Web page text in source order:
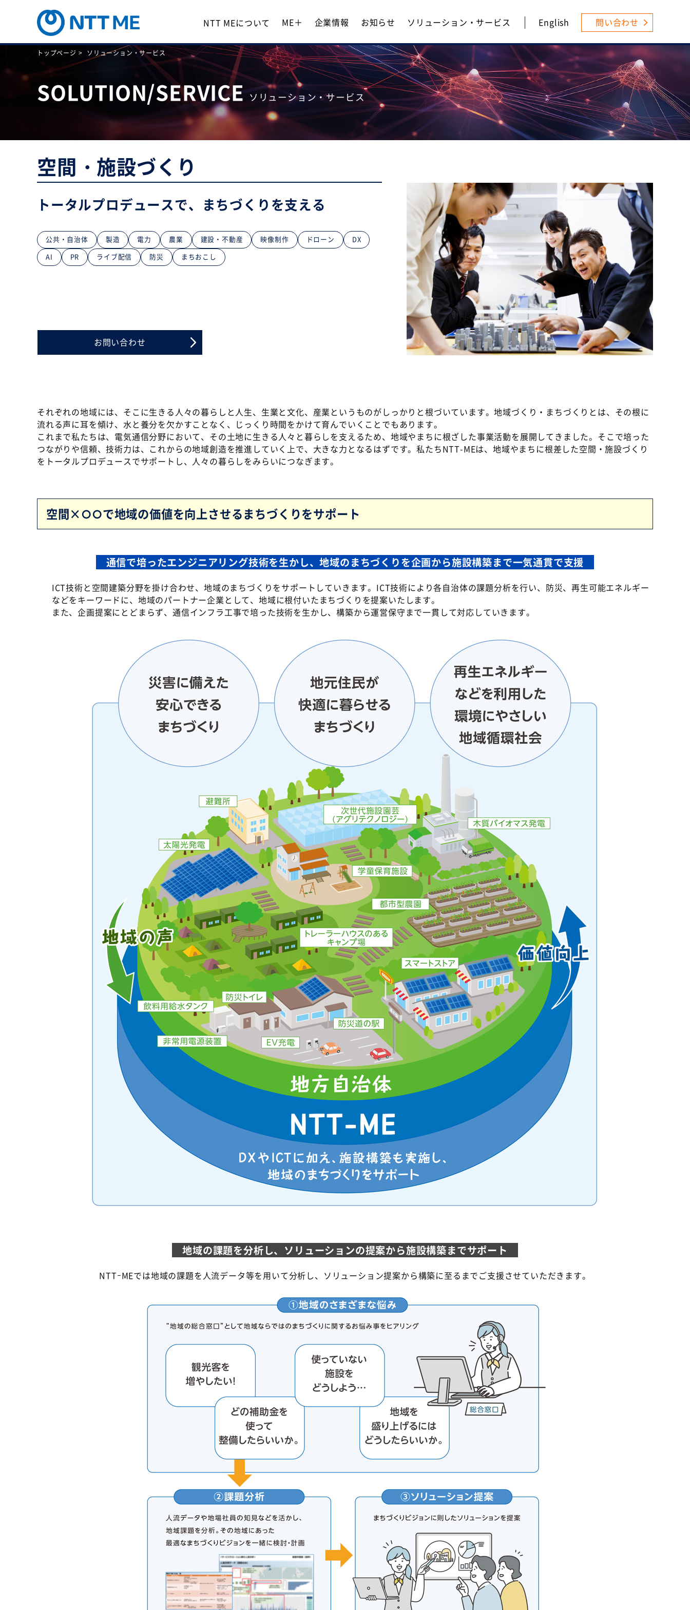
NTT MEについて ME＋ 企業情報 お知らせ ソリューション・サービス English 問い合わせ
トップページ > ソリューション・サービス
SOLUTION/SERVICE ソリューション・サービス
空間・施設づくり
トータルプロデュースで、まちづくりを支える
公共・自治体 製造 電力 農業 建設・不動産 映像制作 ドローン DX
AI PR ライブ配信 防災 まちおこし
お問い合わせ
それぞれの地域には、そこに生きる人々の暮らしと人生、生業と文化、産業というものがしっかりと根づいています。地域づくり・まちづくりとは、その根に
流れる声に耳を傾け、水と養分を欠かすことなく、じっくり時間をかけて育んでいくことでもあります。
これまで私たちは、電気通信分野において、その土地に生きる人々と暮らしを支えるため、地域やまちに根ざした事業活動を展開してきました。そこで培った
つながりや信頼、技術力は、これからの地域創造を推進していく上で、大きな力となるはずです。私たちNTT-MEは、地域やまちに根差した空間・施設づくり
をトータルプロデュースでサポートし、人々の暮らしをみらいにつなぎます。
空間×○○で地域の価値を向上させるまちづくりをサポート
通信で培ったエンジニアリング技術を生かし、地域のまちづくりを企画から施設構築まで一気通貫で支援
ICT技術と空間建築分野を掛け合わせ、地域のまちづくりをサポートしていきます。ICT技術により各自治体の課題分析を行い、防災、再生可能エネルギー
などをキーワードに、地域のパートナー企業として、地域に根付いたまちづくりを提案いたします。
また、企画提案にとどまらず、通信インフラ工事で培った技術を生かし、構築から運営保守まで一貫して対応していきます。
地域の課題を分析し、ソリューションの提案から施設構築までサポート
NTTｰMEでは地域の課題を人流データ等を用いて分析し、ソリューション提案から構築に至るまでご支援させていただきます。